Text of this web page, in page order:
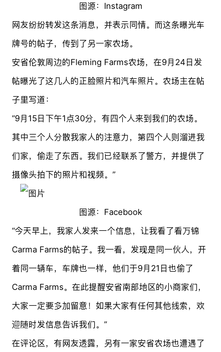
图源：Instagram
网友纷纷转发这条消息，并表示同情。而这条曝光车
牌号的帖子，传到了另一家农场。
安省伦敦周边的Fleming Farms农场，在9月24日发
帖曝光了这几人的正脸照片和汽车照片。农场主在帖
子里写道：
“9月15日下午1点30分，有四个人来到我们的农场。
其中三个人分散我家人的注意力，第四个人则溜进我
们家，偷走了东西。我们已经联系了警方，并提供了
摄像头拍下的照片和视频。”
图源：Facebook
“今天早上，我家人发来一个信息，让我看了看万锦
Carma Farms的帖子。我一看，发现是同一伙人，开
着同一辆车，车牌也一样，他们于9月21日也偷了
Carma Farms。在此提醒安省南部地区的小商家们，
大家一定要多加留意！如果大家有任何其他线索，欢
迎随时发信息告诉我们。”
在评论区，有网友透露，另有一家安省农场也遭遇了